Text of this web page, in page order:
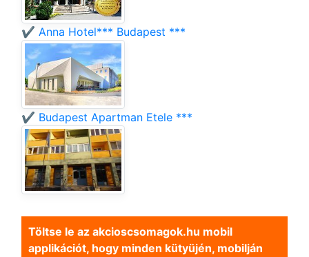
✔️ Anna Hotel*** Budapest ***
✔️ Budapest Apartman Etele ***
Töltse le az akcioscsomagok.hu mobil
applikációt, hogy minden kütyüjén, mobilján